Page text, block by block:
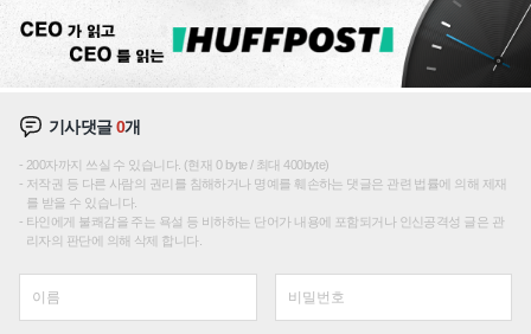
기사댓글0개
200자까지 쓰실 수 있습니다. (현재 0 byte / 최대 400byte)
저작권 등 다른 사람의 권리를 침해하거나 명예를 훼손하는 댓글은 관련 법률에 의해 제재
를 받을 수 있습니다.
타인에게 불쾌감을 주는 욕설 등 비하하는 단어가 내용에 포함되거나 인신공격성 글은 관
리자의 판단에 의해 삭제 합니다.